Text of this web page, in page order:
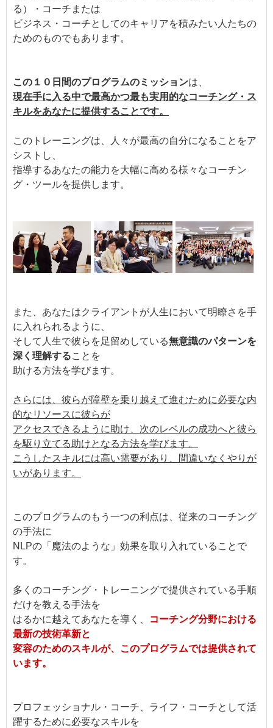
る）・コーチまたは
ビジネス・コーチとしてのキャリアを積みたい人たちの
ためのものでもあります。
この１０日間のプログラムのミッションは、
現在手に入る中で最高かつ最も実用的なコーチング・ス
キルをあなたに提供することです。
このトレーニングは、人々が最高の自分になることをア
シストし、
指導するあなたの能力を大幅に高める様々なコーチン
グ・ツールを提供します。
また、あなたはクライアントが人生において明瞭さを手
に入れられるように、
そして人生で彼らを足留めしている無意識のパターンを
深く理解することを
助ける方法を学びます。
さらには、彼らが障壁を乗り越えて進むために必要な内
的なリソースに彼らが
アクセスできるように助け、次のレベルの成功へと彼ら
を駆り立てる助けとなる方法を学びます。
こうしたスキルには高い需要があり、間違いなくやりが
いがあります。
このプログラムのもう一つの利点は、従来のコーチング
の手法に
NLPの「魔法のような」効果を取り入れていることで
す。
多くのコーチング・トレーニングで提供されている手順
だけを教える手法を
はるかに越えてあなたを導く、
コーチング分野における
最新の技術革新と
変容のためのスキルが、このプログラムでは提供されて
います。
プロフェッショナル・コーチ、ライフ・コーチとして活
躍するために必要なスキルを